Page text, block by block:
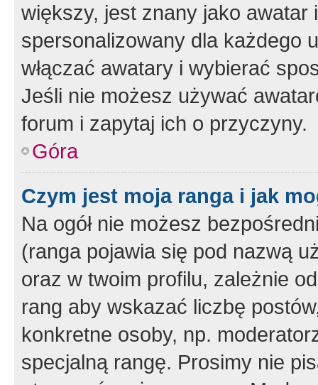
większy, jest znany jako
spersonalizowany dla każdego
włączać awatary i wybierać
Jeśli nie możesz używać
forum i zapytaj ich o przyczyny.
Góra
Czym jest moja ranga i jak
Na ogół nie możesz
(ranga pojawia się pod nazwą
oraz w twoim profilu, zależnie
rang aby wskazać liczbę
konkretne osoby, np.
specjalną rangę. Prosimy nie